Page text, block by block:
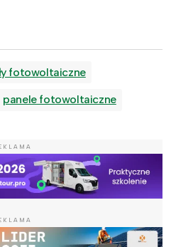
fotowoltaiczne
panele fotowoltaiczne